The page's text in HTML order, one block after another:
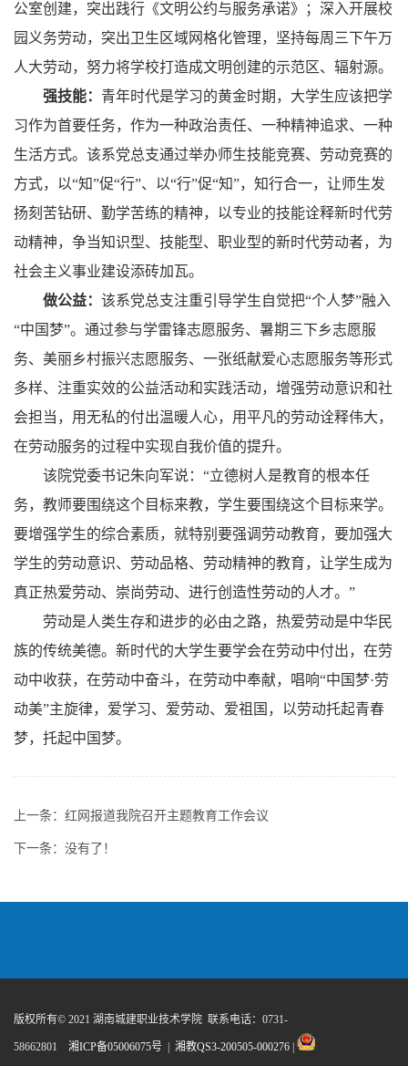
公室创建，突出践行《文明公约与服务承诺》；深入开展校
园义务劳动，突出卫生区域网格化管理，坚持每周三下午万
人大劳动，努力将学校打造成文明创建的示范区、辐射源。
强技能： 青年时代是学习的黄金时期，大学生应该把学
习作为首要任务，作为一种政治责任、一种精神追求、一种
生活方式。该系党总支通过举办师生技能竞赛、劳动竞赛的
方式，以“知”促“行”、以“行”促“知”，知行合一，让师生发
扬刻苦钻研、勤学苦练的精神，以专业的技能诠释新时代劳
动精神，争当知识型、技能型、职业型的新时代劳动者，为
社会主义事业建设添砖加瓦。
做公益： 该系党总支注重引导学生自觉把“个人梦”融入
“中国梦”。通过参与学雷锋志愿服务、暑期三下乡志愿服
务、美丽乡村振兴志愿服务、一张纸献爱心志愿服务等形式
多样、注重实效的公益活动和实践活动，增强劳动意识和社
会担当，用无私的付出温暖人心，用平凡的劳动诠释伟大，
在劳动服务的过程中实现自我价值的提升。
该院党委书记朱向军说：“立德树人是教育的根本任
务，教师要围绕这个目标来教，学生要围绕这个目标来学。
要增强学生的综合素质，就特别要强调劳动教育，要加强大
学生的劳动意识、劳动品格、劳动精神的教育，让学生成为
真正热爱劳动、崇尚劳动、进行创造性劳动的人才。”
劳动是人类生存和进步的必由之路，热爱劳动是中华民
族的传统美德。新时代的大学生要学会在劳动中付出，在劳
动中收获，在劳动中奋斗，在劳动中奉献，唱响“中国梦·劳
动美”主旋律，爱学习、爱劳动、爱祖国，以劳动托起青春
梦，托起中国梦。
上一条： 红网报道我院召开主题教育工作会议
下一条：没有了！
版权所有© 2021 湖南城建职业技术学院 联系电话：0731-
58662801 湘ICP备05006075号 湘教QS3-200505-000276